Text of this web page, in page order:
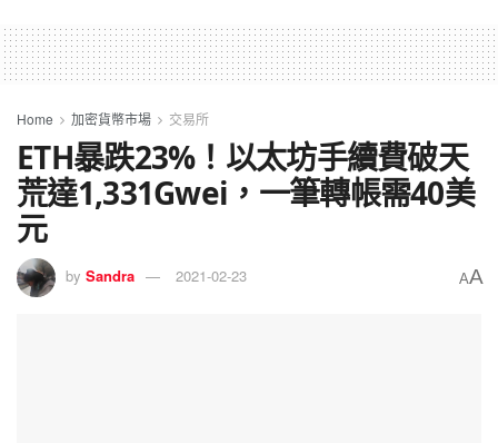
Home 加密貨幣市場 交易所
ETH暴跌23%！以太坊手續費破天
荒達1,331Gwei，一筆轉帳需40美
元
by Sandra 2021-02-23 AA